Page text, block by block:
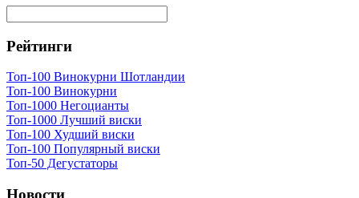
Рейтинги
Топ-100 Винокурни Шотландии
Топ-100 Винокурни
Топ-1000 Негоцианты
Топ-1000 Лучший виски
Топ-100 Худший виски
Топ-100 Популярный виски
Топ-50 Дегустаторы
Новости